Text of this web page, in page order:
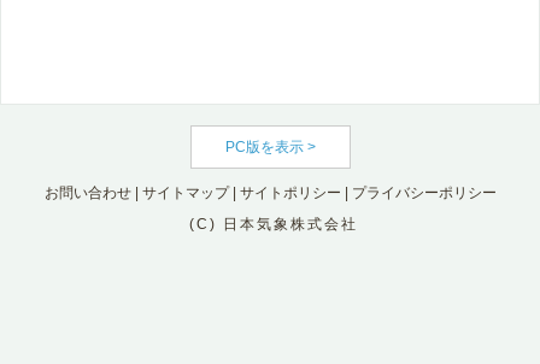
PC版を表示 >
お問い合わせ| サイトマップ| サイトポリシー
プライバシーポリシー
(C) 日本気象株式会社